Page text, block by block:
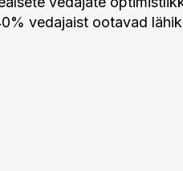
vedajaist ootavad